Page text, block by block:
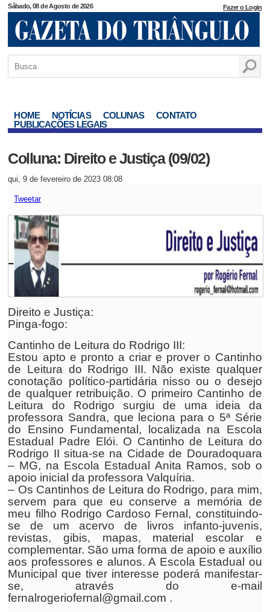
Sábado, 08 de Agosto de 2026 Fazer o Login
HOME NOTÍCIAS COLUNAS
CONTATO
PUBLICAÇÕES LEGAIS
Colluna: Direito e Justiça (09/02)
qui, 9 de fevereiro de 2023 08:08
Tweetar
Direito e Justiça:
Pinga-fogo:
Cantinho de Leitura do Rodrigo III:
Estou apto e pronto a criar e prover o Cantinho
de Leitura do Rodrigo III. Não existe qualquer
conotação político-partidária nisso ou o desejo
de qualquer retribuição. O primeiro Cantinho de
Leitura do Rodrigo surgiu de uma ideia da
professora Sandra, que leciona para o 5ª Série
do Ensino Fundamental, localizada na Escola
Estadual Padre Elói. O Cantinho de Leitura do
Rodrigo II situa-se na Cidade de Douradoquara
– MG, na Escola Estadual Anita Ramos, sob o
apoio inicial da professora Valquíria.
– Os Cantinhos de Leitura do Rodrigo, para mim,
servem para que eu conserve a memória de
meu filho Rodrigo Cardoso Fernal, constituindo-
se de um acervo de livros infanto-juvenis,
revistas, gibis, mapas, material escolar e
complementar. São uma forma de apoio e auxílio
aos professores e alunos. A Escola Estadual ou
Municipal que tiver interesse poderá manifestar-
se, através do e-mail
fernalrogeriofernal@gmail.com .